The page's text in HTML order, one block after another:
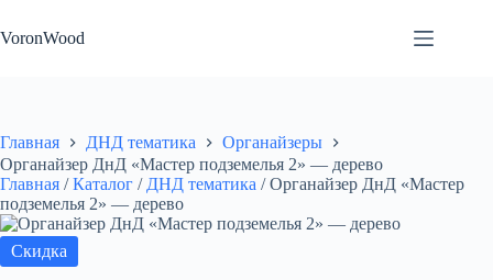
к
сути
VoronWood
Главная ДНД тематика
Органайзеры
Органайзер ДнД «Мастер подземелья 2» — дерево
Главная / Каталог / ДНД тематика / Органайзер ДнД «Мастер
подземелья 2» — дерево
Скидка